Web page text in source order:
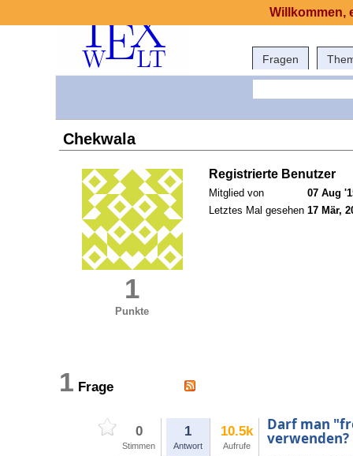
Fragen
Chekwala
1
Punkte
Registrierte Benutzer
Mitglied von
07 Aug
Letztes Mal gesehen 17 Mär,
1 Frage
0
Stimmen
1
Antwort
10.5k
Aufrufe
Darf man
verwenden?
Willkommen,